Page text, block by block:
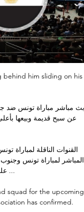
behind him sliding on his
squad for the upcoming
has confirmed.